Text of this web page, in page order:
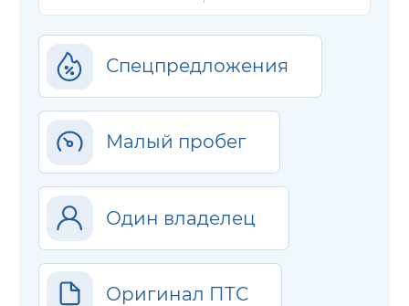
Спецпредложения
Малый пробег
Один владелец
Оригинал ПТС